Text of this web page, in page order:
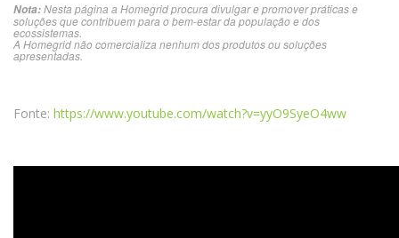
Nota:Nesta página a Homegrid procura divulgar e promover práticas e
soluções que contribuem para o bem-estar da população e dos
ecossistemas.
A Homegrid não comercializa nenhum dos produtos ou soluções
apresentadas.
Fonte: https://www.youtube.com/watch?v=yyO9SyeO4ww